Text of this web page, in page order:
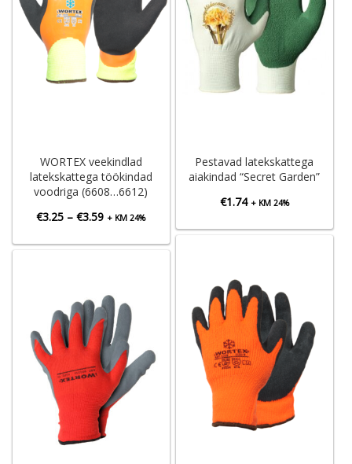
WORTEX veekindlad
latekskattega töökindad
voodriga (6608…6612)
€3.25 – €3.59Hinnavahemik:
+ KM 24%
Pestavad latekskattega
aiakindad “Secret Garden”
€1.74 + KM 24%